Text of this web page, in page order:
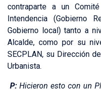
contraparte a un
Intendencia (Gobierno
Gobierno local) tanto a
Alcalde, como por su
SECPLAN, su Dirección
Urbanista.
P: Hicieron esto con un